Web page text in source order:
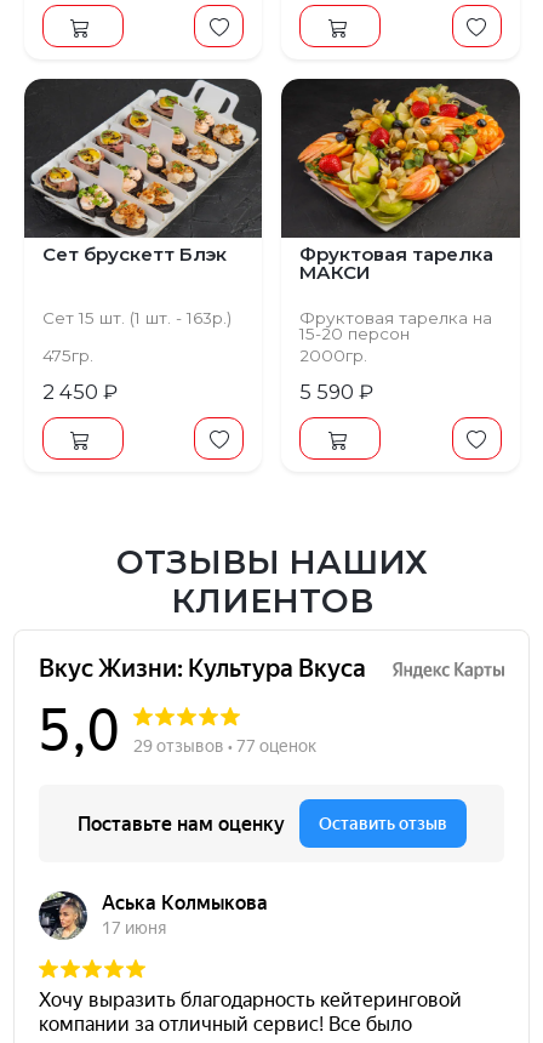
Сет брускетт Блэк
Сет 15 шт. (1 шт. - 163р.)
475гр.
2 450 ₽
Фруктовая тарелка
МАКСИ
Фруктовая тарелка на
15-20 персон
2000гр.
5 590 ₽
ОТЗЫВЫ НАШИХ
КЛИЕНТОВ